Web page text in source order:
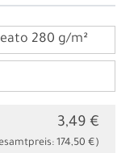
280 g/m²
3,49 €
174,50 €)